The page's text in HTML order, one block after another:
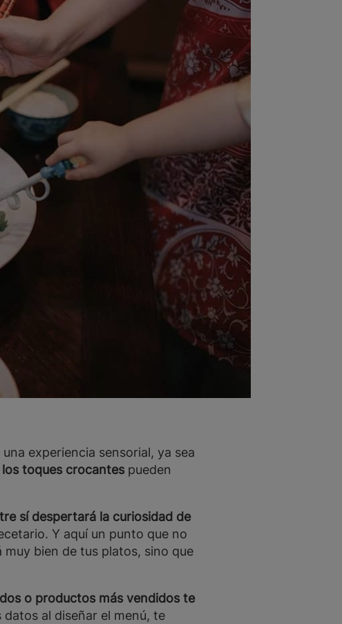
experiencia sensorial, ya sea
toques crocantes pueden
sí despertará la curiosidad de
Y aquí un punto que no
muy bien de tus platos, sino que
o productos más vendidos te
al diseñar el menú, te